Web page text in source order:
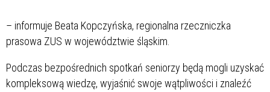
– informuje Beata Kopczyńska, regionalna rzeczniczka
prasowa ZUS w województwie śląskim.
Podczas bezpośrednich spotkań seniorzy będą mogli uzyskać
kompleksową wiedzę, wyjaśnić swoje wątpliwości i znaleźć